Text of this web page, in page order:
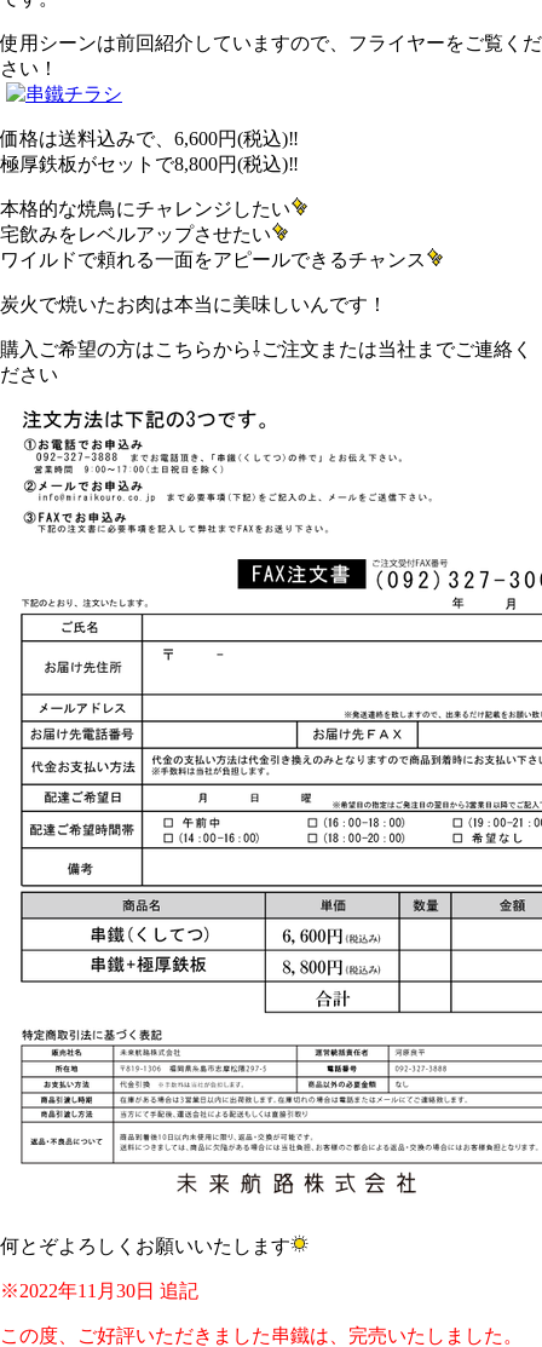
使用シーンは前回紹介していますので、フライヤーをご覧くだ
さい！
価格は送料込みで、6,600円(税込)‼
極厚鉄板がセットで8,800円(税込)‼
本格的な焼鳥にチャレンジしたい
宅飲みをレベルアップさせたい
ワイルドで頼れる一面をアピールできるチャンス
炭火で焼いたお肉は本当に美味しいんです！
購入ご希望の方はこちらから⇩ご注文または当社までご連絡く
ださい
何とぞよろしくお願いいたします
※2022年11月30日 追記
この度、ご好評いただきました串鐵は、完売いたしました。